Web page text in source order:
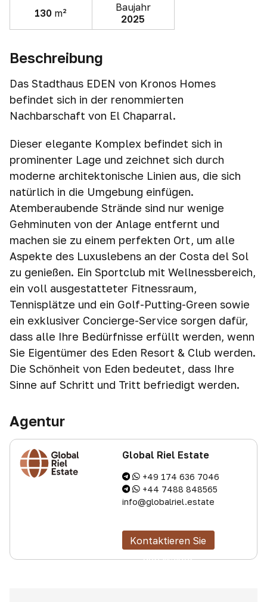
130 m²
Baujahr
2025
Beschreibung
Das Stadthaus EDEN von Kronos Homes
befindet sich in der renommierten
Nachbarschaft von El Chaparral.
Dieser elegante Komplex befindet sich in
prominenter Lage und zeichnet sich durch
moderne architektonische Linien aus, die sich
natürlich in die Umgebung einfügen.
Atemberaubende Strände sind nur wenige
Gehminuten von der Anlage entfernt und
machen sie zu einem perfekten Ort, um alle
Aspekte des Luxuslebens an der Costa del Sol
zu genießen. Ein Sportclub mit Wellnessbereich,
ein voll ausgestatteter Fitnessraum,
Tennisplätze und ein Golf-Putting-Green sowie
ein exklusiver Concierge-Service sorgen dafür,
dass alle Ihre Bedürfnisse erfüllt werden, wenn
Sie Eigentümer des Eden Resort & Club werden.
Die Schönheit von Eden bedeutet, dass Ihre
Sinne auf Schritt und Tritt befriedigt werden.
Agentur
Global Riel Estate
+49 174 636 7046
+44 7488 848565
info@globalriel.estate
Kontaktieren Sie
den Makler